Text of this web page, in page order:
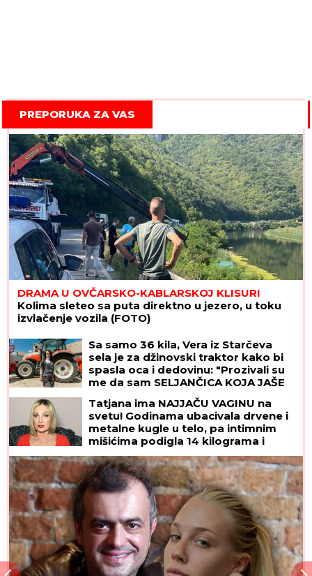
PREPORUKA ZA VAS
DRAMA U OVČARSKO-KABLARSKOJ KLISURI
Kolima sleteo sa puta direktno u jezero, u toku
izvlačenje vozila (FOTO)
Sa samo 36 kila, Vera iz Starčeva
sela je za džinovski traktor kako bi
spasla oca i dedovinu: "Prozivali su
me da sam SELJANČICA KOJA JAŠE
SVINJE, a ja sam uspešnija od 60%
muškaraca"
Tatjana ima NAJJAČU VAGINU na
svetu! Godinama ubacivala drvene i
metalne kugle u telo, pa intimnim
mišićima podigla 14 kilograma i
postala globalno poznata